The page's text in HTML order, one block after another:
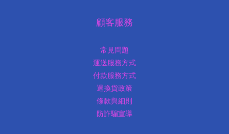
顧客服務
常見問題
運送服務方式
付款服務方式
退換貨政策
條款與細則
防詐騙宣導